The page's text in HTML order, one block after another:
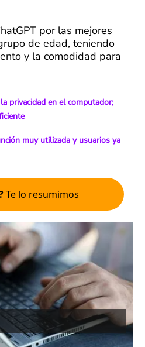
por las mejores
de edad, teniendo
y la comodidad para
privacidad en el computador;
muy utilizada y usuarios ya
Te lo resumimos
el artículo